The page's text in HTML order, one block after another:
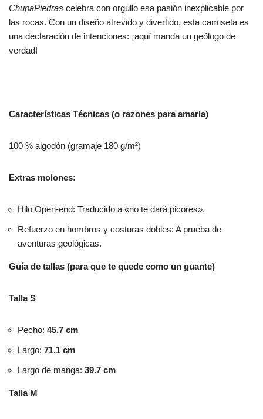
ChupaPiedras celebra con orgullo esa pasión inexplicable por
las rocas. Con un diseño atrevido y divertido, esta camiseta es
una declaración de intenciones: ¡aquí manda un geólogo de
verdad!
Características Técnicas (o razones para amarla)
100 % algodón (gramaje 180 g/m²)
Extras molones:
Hilo Open-end: Traducido a «no te dará picores».
Refuerzo en hombros y costuras dobles: A prueba de
aventuras geológicas.
Guía de tallas (para que te quede como un guante)
Talla S
Pecho: 45.7 cm
Largo: 71.1 cm
Largo de manga: 39.7 cm
Talla M